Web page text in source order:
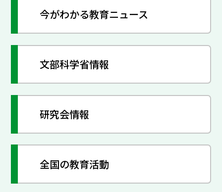
今がわかる教育ニュース
文部科学省情報
研究会情報
全国の教育活動